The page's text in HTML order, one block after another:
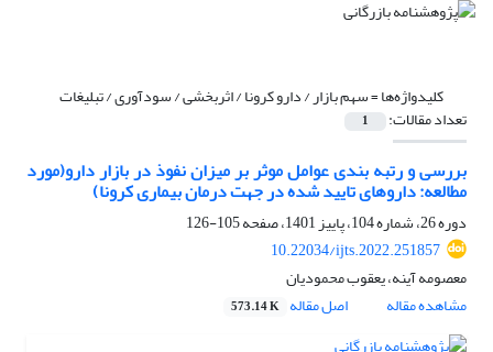
کلیدواژه‌ها =سهم بازار / دارو کرونا / اثربخشی / سودآوری / تبلیغات
تعداد مقالات: 1
بررسی و رتبه بندی عوامل موثر بر میزان نفوذ در بازار دارو(مورد
مطالعه: داروهای تایید شده در جهت درمان بیماری کرونا)
دوره 26، شماره 104، پاییز 1401، صفحه
105-126
10.22034/ijts.2022.251857
معصومه آینه، یعقوب محمودیان
مشاهده مقاله
اصل مقاله 573.14 K